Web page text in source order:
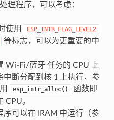
理程序，可以考虑：
使用 ESP_INTR_FLAG_LEVEL2
等标志，可以为更重要的中
Wi-Fi/蓝牙 任务的 CPU 上
中断分配到核 1 上执行，参
esp_intr_alloc()
函数即
CPU。
序可以在 IRAM 中运行（参